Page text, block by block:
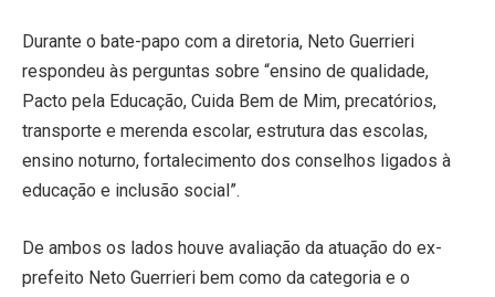
Durante o bate-papo com a diretoria, Neto Guerrieri
respondeu às perguntas sobre “ensino de qualidade,
Pacto pela Educação, Cuida Bem de Mim, precatórios,
transporte e merenda escolar, estrutura das escolas,
ensino noturno, fortalecimento dos conselhos ligados à
educação e inclusão social”.
De ambos os lados houve avaliação da atuação do ex-
prefeito Neto Guerrieri bem como da categoria e o